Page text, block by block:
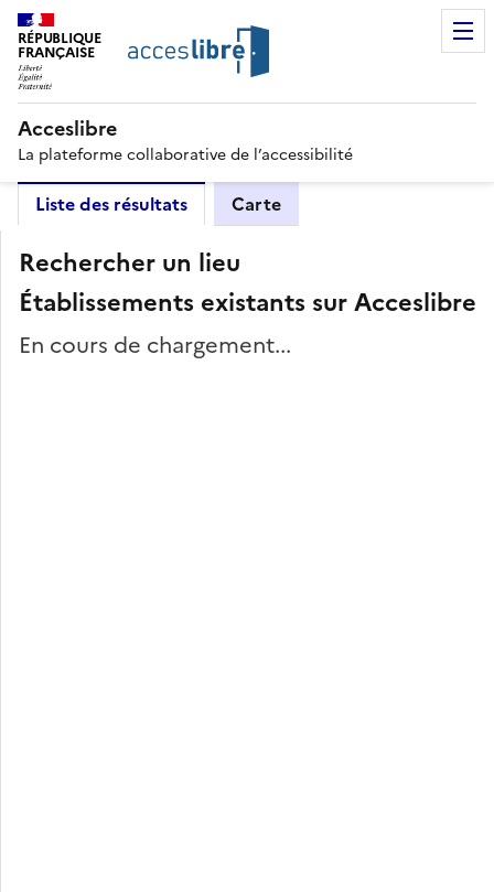
RÉPUBLIQUE
FRANÇAISE
Acceslibre
La plateforme collaborative de l’accessibilité
Liste des résultats Carte
Rechercher un lieu
Établissements existants sur Acceslibre
En cours de chargement...